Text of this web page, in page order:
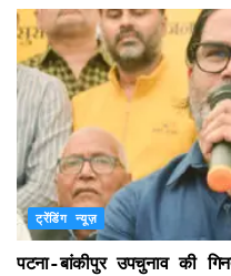
ट्रेंडिंग न्यूज़
पटना-बांकीपुर उपचुनाव की